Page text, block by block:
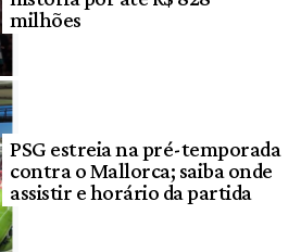
milhões
PSG estreia na pré-temporada
contra o Mallorca; saiba onde
assistir e horário da partida